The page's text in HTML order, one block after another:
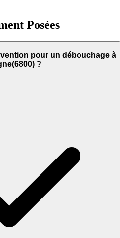
Posées
pour un débouchage à
?